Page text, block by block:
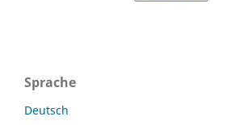
Sprache
Deutsch